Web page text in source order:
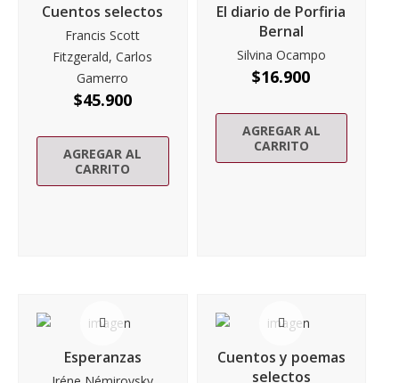
Cuentos selectos
Francis Scott
Fitzgerald, Carlos
Gamerro
$45.900
AGREGAR AL
CARRITO
El diario de Porfiria
Bernal
Silvina Ocampo
$16.900
AGREGAR AL
CARRITO
Esperanzas
Cuentos y poemas
selectos